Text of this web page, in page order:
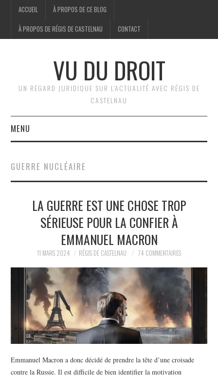
ACCUEIL À PROPOS DE CE BLOG
À PROPOS DE RÉGIS DE CASTELNAU CONTACT
VU DU DROIT
UN REGARD JURIDIQUE SUR L'ACTUALITÉ AVEC RÉGIS DE
CASTELNAU
MENU
BRÈVES
JURIDIQUE
POLITIQUE
HISTOIRE
CULTURE
SPORT
GUERRE NUCLÉAIRE
LA GUERRE EST UNE CHOSE TROP
SÉRIEUSE POUR LA CONFIER À
EMMANUEL MACRON
11 MARS 2024 RÉGIS DE CASTELNAU 74 COMMENTAIRES
Emmanuel Macron a donc décidé de prendre la tête d’une croisade
contre la Russie. Il est difficile de bien identifier la motivation